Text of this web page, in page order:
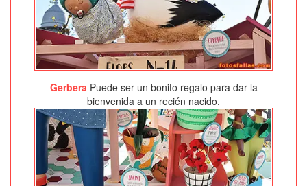
Gerbera Puede ser un bonito regalo para dar la
bienvenida a un recién nacido.